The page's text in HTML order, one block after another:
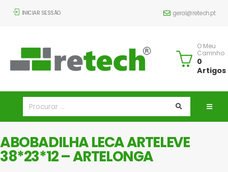
INICIAR SESSÃO geral@retech.pt
O Meu
Carrinho
0
Artigos
ABOBADILHA LECA ARTELEVE
38*23*12 – ARTELONGA